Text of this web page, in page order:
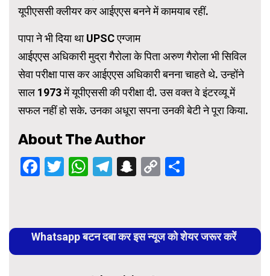
यूपीएससी क्लीयर कर आईएएस बनने में कामयाब रहीं.
पापा ने भी दिया था UPSC एग्जाम
आईएएस अधिकारी मुद्रा गैरोला के पिता अरुण गैरोला भी सिविल
सेवा परीक्षा पास कर आईएएस अधिकारी बनना चाहते थे. उन्होंने
साल 1973 में यूपीएससी की परीक्षा दी. उस वक्त वे इंटरव्यू में
सफल नहीं हो सके. उनका अधूरा सपना उनकी बेटी ने पूरा किया.
About The Author
Facebook
Twitter
WhatsApp
Telegram
Snapchat
Copy
Reading
Whatsapp बटन दबा कर इस न्यूज को शेयर जरूर करें